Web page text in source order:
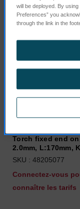
Torch fixed end
2.0mm, L:170mm,
SKU : 48205077
Connectez-vous
connaître les tarifs
will be deployed. By using
Preferences” you
through the link in the